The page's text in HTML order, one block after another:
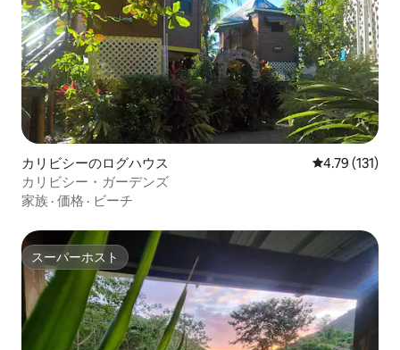
カリビシーのログハウス レビュー131
4.79 (131)
カリビシー・ガーデンズ
家族 · 価格 · ビーチ
スーパーホスト
スーパーホスト